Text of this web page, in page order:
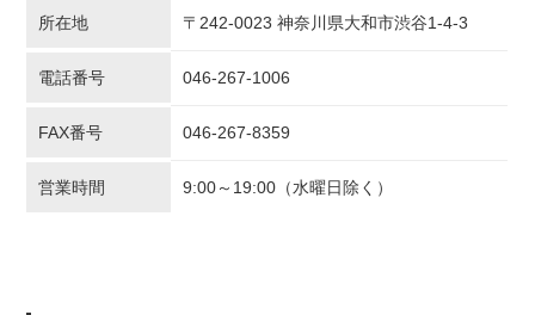
所在地 〒242-0023 神奈川県大和市渋谷1-4-3
電話番号 046-267-1006
FAX番号 046-267-8359
営業時間 9:00～19:00（水曜日除く）